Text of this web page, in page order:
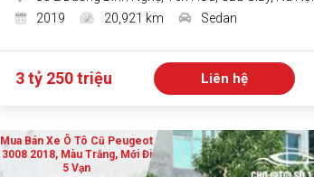
2019
20,921 km Sedan
3 tỷ 250 triệu Liên hệ
Mua Bán Xe Ô Tô Cũ Peugeot
3008 2018, Màu Trắng, Mới Đi
5 Vạn